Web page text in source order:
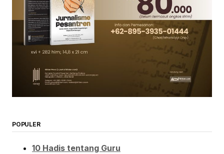
POPULER
10 Hadis tentang Guru